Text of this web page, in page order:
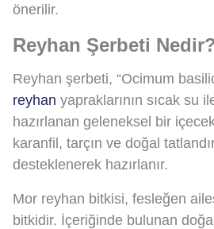
önerilir.
Reyhan Şerbeti
Reyhan şerbeti, “Ocimum
reyhan yapraklarının sıcak su
hazırlanan geleneksel bir
karanfil, tarçın ve doğal
desteklenerek hazırlanır.
Mor reyhan bitkisi, fesleğen
bitkidir. İçeriğinde bulunan